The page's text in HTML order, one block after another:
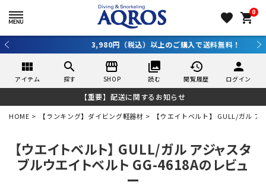
favorite 0
shopping_cart
3,980円（税込）以上のご購入で送料無料！
view_module
アイテム
search
探す
storefront
SHOP
collections
読む
history
閲覧履歴
person
ログイン
【重要】配送に関するお知らせ
HOME 【ランキング】ダイビング軽器材 【ウエイトベルト】 GULL/ガル
【ウエイトベルト】 GULL/ガル アジャスタ
ブルウエイトベルト GG-4618Aのレビュ
ー